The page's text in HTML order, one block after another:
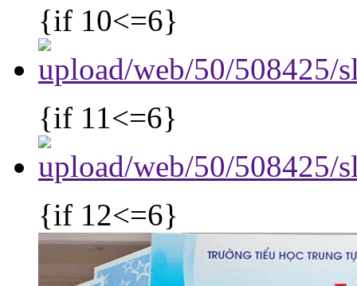
{if 10<=6}
{if 11<=6}
{if 12<=6}